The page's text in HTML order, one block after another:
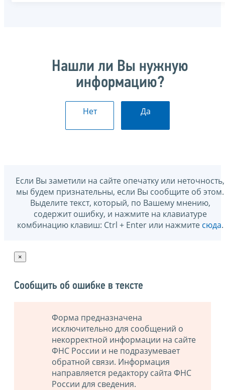
Нашли ли Вы нужную
информацию?
Нет Да
Если Вы заметили на сайте опечатку или неточность,
мы будем признательны, если Вы сообщите об этом.
Выделите текст, который, по Вашему мнению,
содержит ошибку, и нажмите на клавиатуре
комбинацию клавиш: Ctrl + Enter или нажмите сюда.
×
Сообщить об ошибке в тексте
Форма предназначена
исключительно для сообщений о
некорректной информации на сайте
ФНС России и не подразумевает
обратной связи. Информация
направляется редактору сайта ФНС
России для сведения.